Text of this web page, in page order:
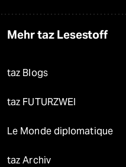
Mehr taz Lesestoff
taz Blogs
taz FUTURZWEI
Le Monde diplomatique
taz Archiv